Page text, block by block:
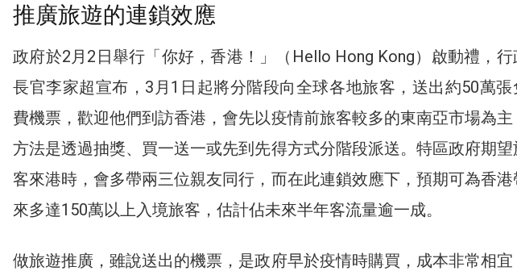
推廣旅遊的連鎖效應
政府於2月2日舉行「你好，香港！」（Hello Hong Kong）啟動禮，行
長官李家超宣布，3月1日起將分階段向全球各地旅客，送出約50萬張
費機票，歡迎他們到訪香港，會先以疫情前旅客較多的東南亞市場為主
方法是透過抽獎、買一送一或先到先得方式分階段派送。特區政府期望
客來港時，會多帶兩三位親友同行，而在此連鎖效應下，預期可為香港
來多達150萬以上入境旅客，估計佔未來半年客流量逾一成。
做旅遊推廣，雖說送出的機票，是政府早於疫情時購買，成本非常相宜